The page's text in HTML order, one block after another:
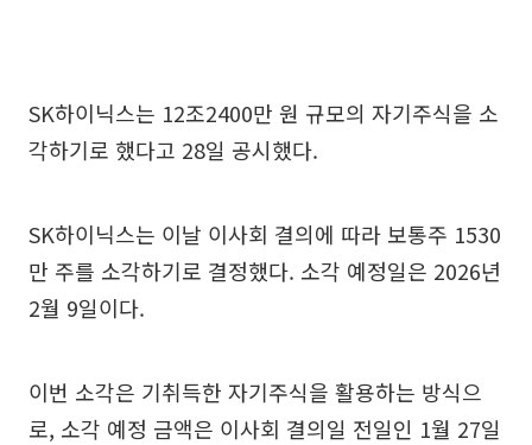
SK하이닉스는 12조2400만 원 규모의 자기주식을 소
각하기로 했다고 28일 공시했다.
SK하이닉스는 이날 이사회 결의에 따라 보통주 1530
만 주를 소각하기로 결정했다. 소각 예정일은 2026년
2월 9일이다.
이번 소각은 기취득한 자기주식을 활용하는 방식으
로, 소각 예정 금액은 이사회 결의일 전일인 1월 27일